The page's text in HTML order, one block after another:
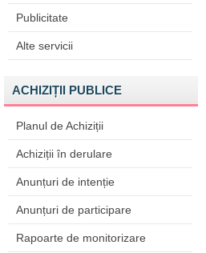
Publicitate
Alte servicii
ACHIZIȚII PUBLICE
Planul de Achiziții
Achiziții în derulare
Anunțuri de intenție
Anunțuri de participare
Rapoarte de monitorizare